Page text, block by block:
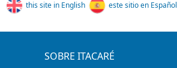
this site in English este sitio en Español
SOBRE ITACARÉ